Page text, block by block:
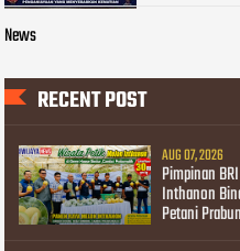
News
RECENT POST
AUG 07, 2026
Pimpinan
Inthanon
Petani